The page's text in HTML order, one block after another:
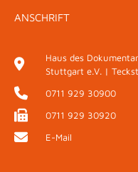
ANSCHRIFT
Haus des
Stuttgart e.V. |
0711 929 30900
0711 929 30920
E-Mail